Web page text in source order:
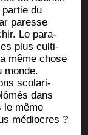
par­tie du
paresse
Le para­
plus culti­
même chose
monde.
sco­la­ri­
dans
le même
médiocres ?